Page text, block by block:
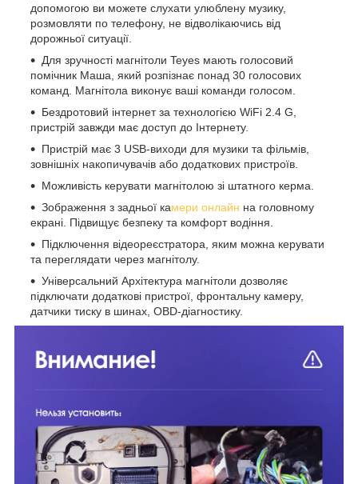
допомогою ви можете слухати улюблену музику,
розмовляти по телефону, не відволікаючись від
дорожньої ситуації.
Для зручності магнітоли Teyes мають голосовий
помічник Маша, який розпізнає понад 30 голосових
команд. Магнітола виконує ваші команди голосом.
Бездротовий інтернет за технологією WiFi 2.4 G,
пристрій завжди має доступ до Інтернету.
Пристрій має 3 USB-виходи для музики та фільмів,
зовнішніх накопичувачів або додаткових пристроїв.
Можливість керувати магнітолою зі штатного керма.
Зображення з задньої камери онлайн на головному
екрані. Підвищує безпеку та комфорт водіння.
Підключення відеореєстратора, яким можна керувати
та переглядати через магнітолу.
Універсальний Архітектура магнітоли дозволяє
підключати додаткові пристрої, фронтальну камеру,
датчики тиску в шинах, OBD-діагностику.